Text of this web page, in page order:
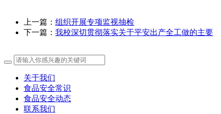
上一篇： 组织开展专项监视抽检
下一篇： 我校深切贯彻落实关于平安出产全工做的主要
关于我们
食品安全常识
食品安全动态
联系我们